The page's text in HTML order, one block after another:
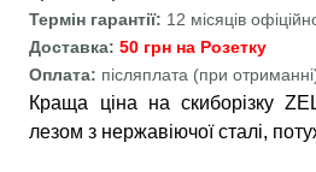
Термін гарантії: 12 місяців
Доставка:50 грн на Розетку
Оплата: післяплата (при
Краща ціна на скиборізку
лезом з нержавіючої сталі,